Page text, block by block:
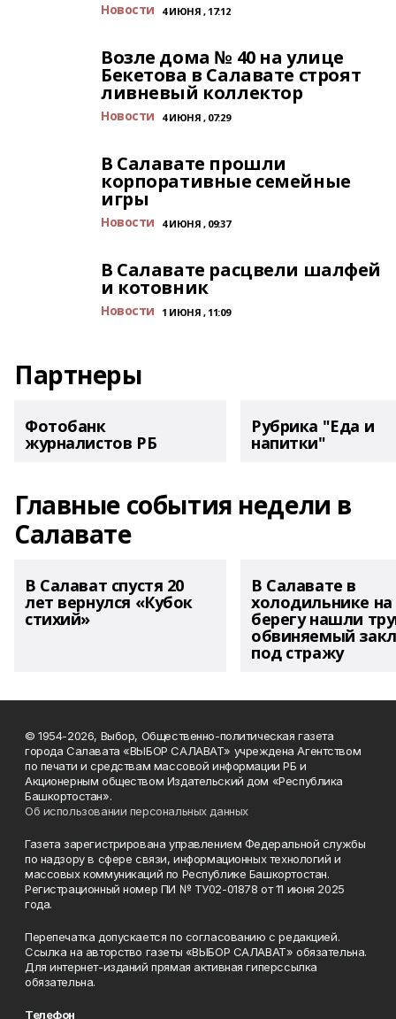
Новости 4 ИЮНЯ , 17:12
Возле дома № 40 на улице
Бекетова в Салавате строят
ливневый коллектор
Новости 4 ИЮНЯ , 07:29
В Салавате прошли
корпоративные семейные
игры
Новости 4 ИЮНЯ , 09:37
В Салавате расцвели шалфей
и котовник
Новости 1 ИЮНЯ , 11:09
Партнеры
Фотобанк
журналистов РБ
Рубрика "Еда и
напитки"
Главные события недели в
Салавате
В Салават спустя 20
лет вернулся «Кубок
стихий»
В Салавате в
холодильнике на
берегу нашли
обвиняемый
под стражу
© 1954-2026, Выбор, Общественно-политическая газета
города Салавата «ВЫБОР САЛАВАТ» учреждена Агентством
по печати и средствам массовой информации РБ и
Акционерным обществом Издательский дом «Республика
Башкортостан».
Об использовании персональных данных
Газета зарегистрирована управлением Федеральной службы
по надзору в сфере связи, информационных технологий и
массовых коммуникаций по Республике Башкортостан.
Регистрационный номер ПИ № ТУ02-01878 от 11 июня 2025
года.
Перепечатка допускается по согласованию с редакцией.
Ссылка на авторство газеты «ВЫБОР САЛАВАТ» обязательна.
Для интернет-изданий прямая активная гиперссылка
обязательна.
Телефон